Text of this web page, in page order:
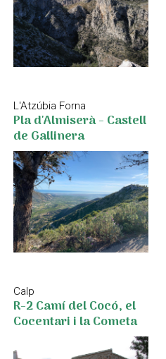
L'Atzúbia Forna
Pla d'Almiserà - Castell
de Gallinera
Calp
R-2 Camí del Cocó, el
Cocentari i la Cometa